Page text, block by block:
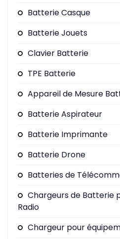
Batterie Casque
Batterie Jouets
Clavier Batterie
TPE Batterie
Appareil de Mesure
Batterie Aspirateur
Batterie Imprimante
Batterie Drone
Batteries de
Chargeurs de Batterie
Radio
Chargeur pour